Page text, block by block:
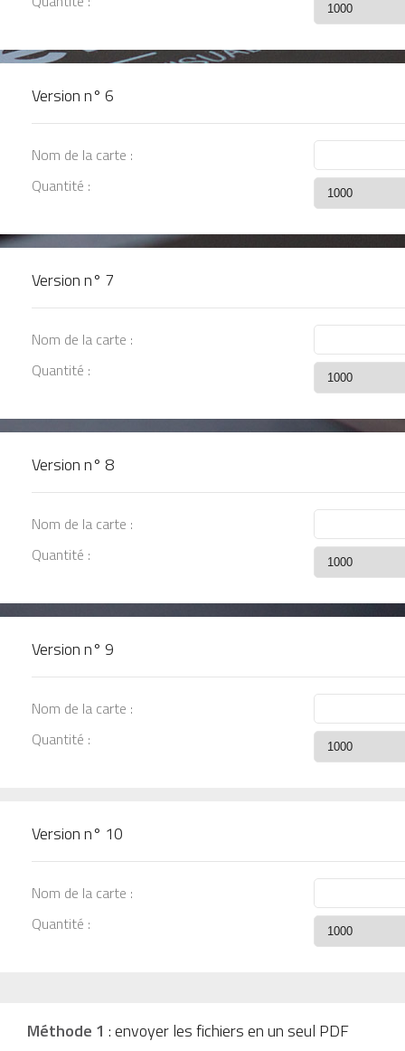
Version n° 6
Nom de la carte :
Quantité :
Version n° 7
Nom de la carte :
Quantité :
Version n° 8
Nom de la carte :
Quantité :
Version n° 9
Nom de la carte :
Quantité :
Version n° 10
Nom de la carte :
Quantité :
Méthode 1 : envoyer les fichiers en un seul PDF